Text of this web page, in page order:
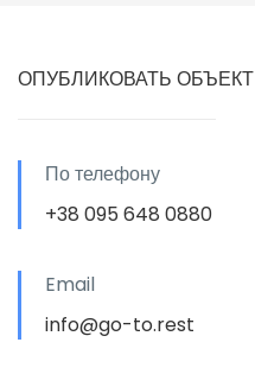
ОПУБЛИКОВАТЬ ОБЪЕКТ
По телефону
+38 095 648 0880
Email
info@go-to.rest